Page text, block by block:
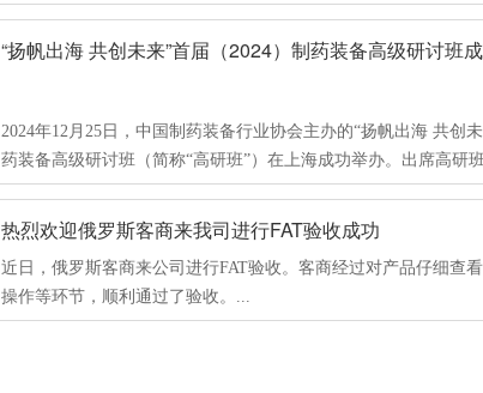
“扬帆出海 共创未来”首届（2024）制药装备高级研讨班
2024年12月25日，中国制药装备行业协会主办的“扬帆出海 共创
药装备高级研讨班（简称“高研班”）在上海成功举办。出席高研
邀嘉宾、会员企业的董事长.....
热烈欢迎俄罗斯客商来我司进行FAT验收成功
近日，俄罗斯客商来公司进行FAT验收。客商经过对产品仔细查
操作等环节，顺利通过了验收。...